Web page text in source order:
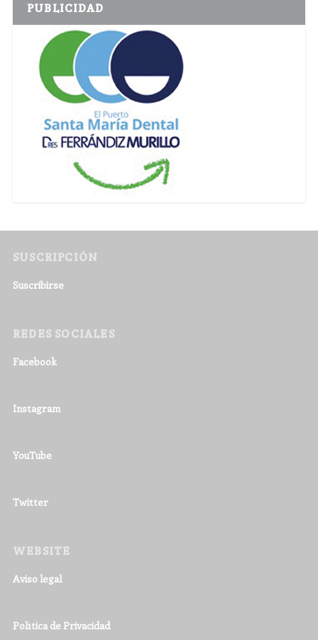
PUBLICIDAD
SUSCRIPCIÓN
Suscribirse
REDES SOCIALES
Facebook
Instagram
YouTube
Twitter
WEBSITE
Aviso legal
Política de Privacidad